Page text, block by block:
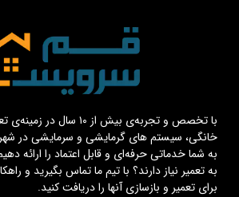
با تخصص و تجربه‌ی بیش از ۱۰
خانگی، سیستم های گرمایشی و سرمایشی در
به شما خدماتی حرفه‌ای و قابل اعتماد را ارائه
به تعمیر نیاز دارند؟ با تیم ما تماس بگیرید و
برای تعمیر و بازسازی آنها را دریافت کنید.